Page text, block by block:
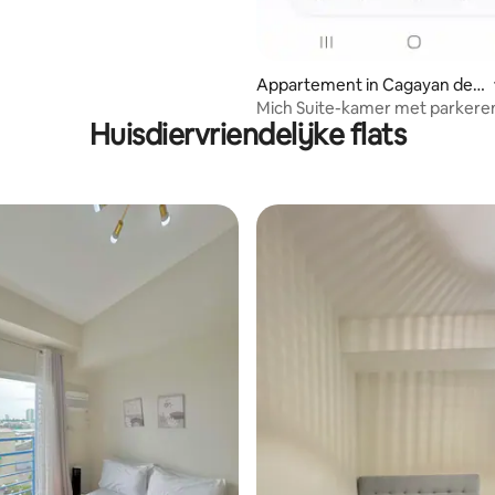
Appartement in Cagayan de
Oro
Mich Suite-kamer met
onbeperkt wifi + Netflix
Huisdiervriendelijke flats